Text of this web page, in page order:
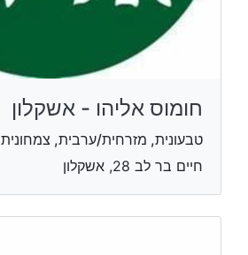
חומוס אליהו - אשקלון
טבעונית, מזרחית/ערבית, צמחונית
חיים בר לב 28, אשקלון